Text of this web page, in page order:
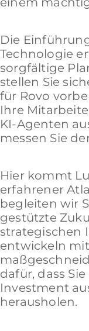
Die
Technologie
sorgfältige
stellen Sie
für Rovo
Ihre
KI-Agenten
messen Sie
Hier kommt
erfahrener
begleiten wir
gestützte
strategischen
entwickeln
dafür, dass
Investment
herausholen.